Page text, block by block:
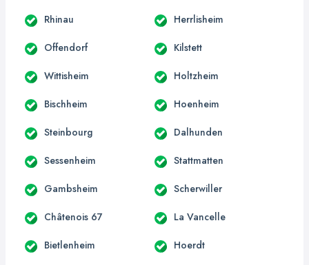
Rhinau Herrlisheim
Offendorf Kilstett
Wittisheim Holtzheim
Bischheim Hoenheim
Steinbourg Dalhunden
Sessenheim Stattmatten
Gambsheim Scherwiller
Châtenois 67 La Vancelle
Bietlenheim Hoerdt